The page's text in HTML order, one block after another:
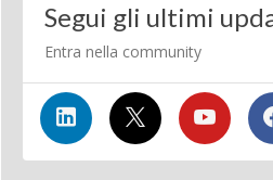
Segui gli ultimi
Entra nella community